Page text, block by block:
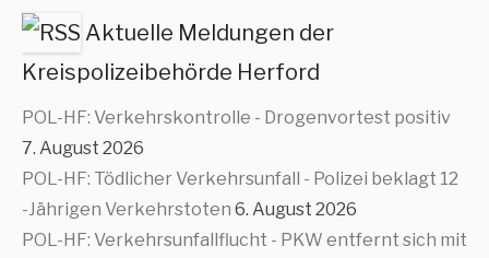
Aktuelle Meldungen der
Kreispolizeibehörde Herford
POL-HF: Verkehrskontrolle - Drogenvortest positiv
7. August 2026
POL-HF: Tödlicher Verkehrsunfall - Polizei beklagt 12
-Jährigen Verkehrstoten 6. August 2026
POL-HF: Verkehrsunfallflucht - PKW entfernt sich mit